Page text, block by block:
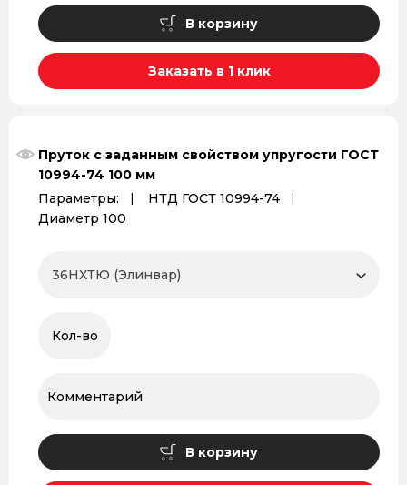
В корзину
Заказать в 1 клик
Пруток с заданным свойством упругости ГОСТ
10994-74 100 мм
Параметры:
НТД ГОСТ 10994-74
Диаметр 100
В корзину